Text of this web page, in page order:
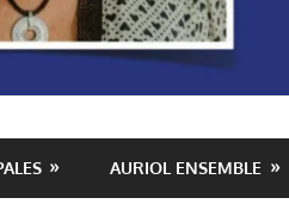
AURIOL ENSEMBLE